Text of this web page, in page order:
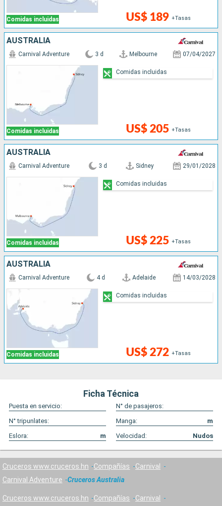
Comidas incluidas US$ 189 +Tasas
AUSTRALIA
Comidas incluidas
Carnival Adventure 3 d Melbourne 07/04/2027
US$ 205 +Tasas
Comidas incluidas
AUSTRALIA
Comidas incluidas
Carnival Adventure 3 d Sidney 29/01/2028
US$ 225 +Tasas
Comidas incluidas
AUSTRALIA
Comidas incluidas
Carnival Adventure 4 d Adelaide 14/03/2028
US$ 272 +Tasas
Comidas incluidas
Ficha Técnica
Puesta en servicio:
N° de pasajeros:
N° tripunlates:
Manga:
m
Eslora:
m Velocidad: Nudos
Cruceros www.cruceros.hn Compañías
Carnival
Carnival Adventure
Cruceros Australia
Cruceros www.cruceros.hn Compañías
Carnival